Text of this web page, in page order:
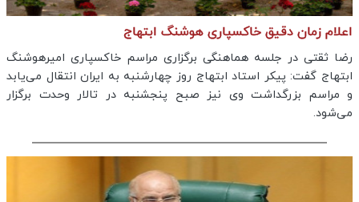
اعلام زمان دقیق خاکسپاری هوشنگ ابتهاج
رضا ثقتی در جلسه هماهنگی برگزاری مراسم خاکسپاری امیرهوشنگ
ابتهاج گفت: پیکر استاد ابتهاج روز چهارشنبه به ایران انتقال می‌یابد
و مراسم بزرگداشت وی نیز صبح پنجشنبه در تالار وحدت برگزار
می‌شود.